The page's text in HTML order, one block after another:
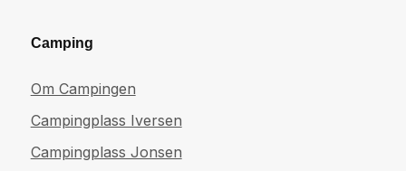
Camping
Om Campingen
Campingplass Iversen
Campingplass Jonsen